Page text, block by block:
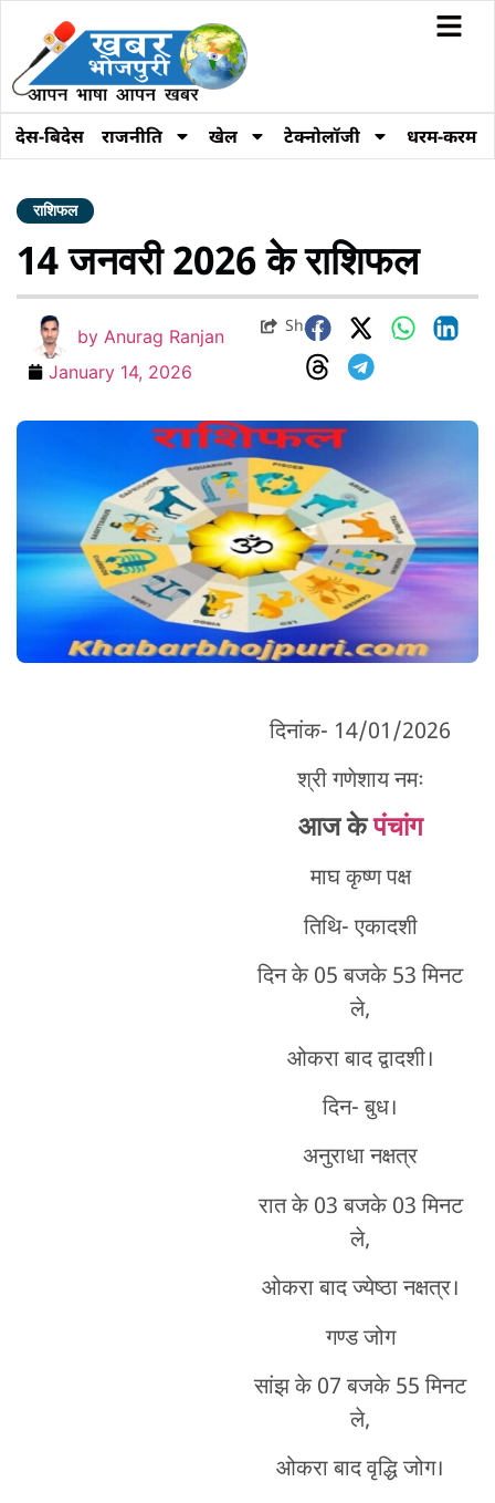
देस-बिदेस राजनीति खेल टेक्नोलॉजी धरम-करम
राशिफल
14 जनवरी 2026 के राशिफल
by Anurag Ranjan
January 14, 2026
Share
दिनांक- 14/01/2026
श्री गणेशाय नमः
आज केपंचांग
माघ कृष्ण पक्ष
तिथि- एकादशी
दिन के 05 बजके 53 मिनट
ले,
ओकरा बाद द्वादशी।
दिन- बुध।
अनुराधा नक्षत्र
रात के 03 बजके 03 मिनट
ले,
ओकरा बाद ज्येष्ठा नक्षत्र।
गण्ड जोग
सांझ के 07 बजके 55 मिनट
ले,
ओकरा बाद वृद्धि जोग।